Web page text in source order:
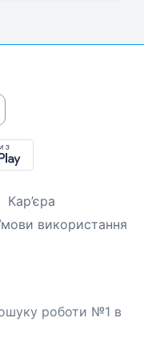
Кар’єра
використання
роботи №1 в